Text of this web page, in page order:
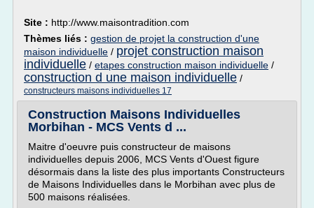
Site : http://www.maisontradition.com
Thèmes liés : gestion de projet la construction d'une
maison individuelle / projet construction maison
individuelle / etapes construction maison individuelle /
construction d une maison individuelle /
constructeurs maisons individuelles 17
Construction Maisons Individuelles
Morbihan - MCS Vents d ...
Maitre d'oeuvre puis constructeur de maisons
individuelles depuis 2006, MCS Vents d'Ouest figure
désormais dans la liste des plus importants Constructeurs
de Maisons Individuelles dans le Morbihan avec plus de
500 maisons réalisées.